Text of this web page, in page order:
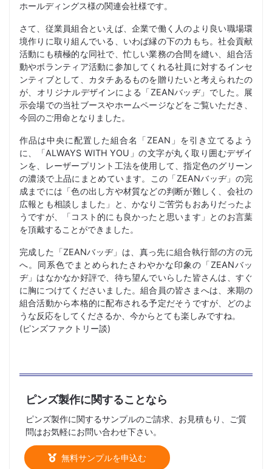
ホールディングス様の関連会社様です。
さて、従業員組合といえば、企業で働く人のより良い職場環
境作りに取り組んでいる、いわば縁の下の力もち。社会貢献
活動にも積極的な同社で、忙しい業務の合間を縫い、組合活
動やボランティア活動に参加してくれる社員に対するインセ
ンティブとして、カタチあるものを贈りたいと考えられたの
が、オリジナルデザインによる「ZEANバッヂ」でした。展
示会場での当社ブースやホームページなどをご覧いただき、
今回のご用命となりました。
作品は中央に配置した組合名「ZEAN」を引き立てるよう
に、「ALWAYS WITH YOU」の文字が丸く取り囲むデザイ
ンを、レーザープリント工法を使用して、指定色のグリーン
の濃淡で上品にまとめています。この「ZEANバッヂ」の完
成までには「色の出し方や材質などの判断が難しく、会社の
広報とも相談しました」と、かなりご苦労もおありだったよ
うですが、「コスト的にも良かったと思います」とのお言葉
を頂戴することができました。
完成した「ZEANバッヂ」は、真っ先に組合執行部の方の元
へ。同系色でまとめられたさわやかな印象の「ZEANバッ
ヂ」はなかなか好評で、待ち望んでいらした皆さんは、すぐ
に胸につけてくださいました。組合員の皆さまへは、来期の
組合活動から本格的に配布される予定だそうですが、どのよ
うな反応をしてくださるか、今からとても楽しみですね。
(ピンズファクトリー談)
ピンズ製作に関することなら
ピンズ製作に関するサンプルのご請求、お見積もり、ご質
問はお気軽にお問い合わせ下さい。
無料サンプルを申込む